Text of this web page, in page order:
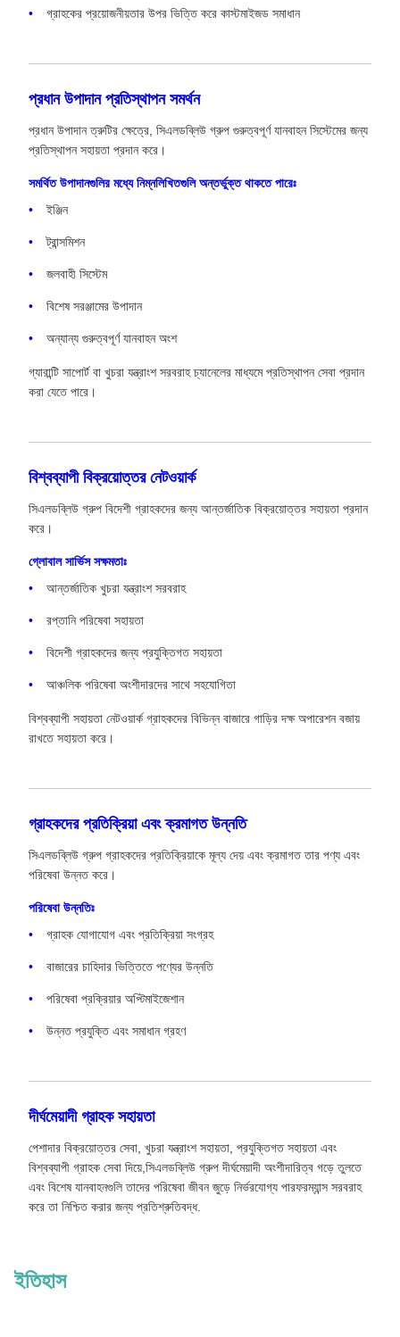
গ্রাহকের প্রয়োজনীয়তার উপর ভিত্তি করে কাস্টমাইজড সমাধান
প্রধান উপাদান প্রতিস্থাপন সমর্থন
প্রধান উপাদান ত্রুটির ক্ষেত্রে, সিএলডব্লিউ গ্রুপ গুরুত্বপূর্ণ যানবাহন সিস্টেমের জন্য
প্রতিস্থাপন সহায়তা প্রদান করে।
সমর্থিত উপাদানগুলির মধ্যে নিম্নলিখিতগুলি অন্তর্ভুক্ত থাকতে পারেঃ
ইঞ্জিন
ট্রান্সমিশন
জলবাহী সিস্টেম
বিশেষ সরঞ্জামের উপাদান
অন্যান্য গুরুত্বপূর্ণ যানবাহন অংশ
গ্যারান্টি সাপোর্ট বা খুচরা যন্ত্রাংশ সরবরাহ চ্যানেলের মাধ্যমে প্রতিস্থাপন সেবা প্রদান
করা যেতে পারে।
বিশ্বব্যাপী বিক্রয়োত্তর নেটওয়ার্ক
সিএলডব্লিউ গ্রুপ বিদেশী গ্রাহকদের জন্য আন্তর্জাতিক বিক্রয়োত্তর সহায়তা প্রদান
করে।
গ্লোবাল সার্ভিস সক্ষমতাঃ
আন্তর্জাতিক খুচরা যন্ত্রাংশ সরবরাহ
রপ্তানি পরিষেবা সহায়তা
বিদেশী গ্রাহকদের জন্য প্রযুক্তিগত সহায়তা
আঞ্চলিক পরিষেবা অংশীদারদের সাথে সহযোগিতা
বিশ্বব্যাপী সহায়তা নেটওয়ার্ক গ্রাহকদের বিভিন্ন বাজারে গাড়ির দক্ষ অপারেশন বজায়
রাখতে সহায়তা করে।
গ্রাহকদের প্রতিক্রিয়া এবং ক্রমাগত উন্নতি
সিএলডব্লিউ গ্রুপ গ্রাহকদের প্রতিক্রিয়াকে মূল্য দেয় এবং ক্রমাগত তার পণ্য এবং
পরিষেবা উন্নত করে।
পরিষেবা উন্নতিঃ
গ্রাহক যোগাযোগ এবং প্রতিক্রিয়া সংগ্রহ
বাজারের চাহিদার ভিত্তিতে পণ্যের উন্নতি
পরিষেবা প্রক্রিয়ার অপ্টিমাইজেশান
উন্নত প্রযুক্তি এবং সমাধান গ্রহণ
দীর্ঘমেয়াদী গ্রাহক সহায়তা
পেশাদার বিক্রয়োত্তর সেবা, খুচরা যন্ত্রাংশ সহায়তা, প্রযুক্তিগত সহায়তা এবং
বিশ্বব্যাপী গ্রাহক সেবা দিয়ে,সিএলডব্লিউ গ্রুপ দীর্ঘমেয়াদী অংশীদারিত্ব গড়ে তুলতে
এবং বিশেষ যানবাহনগুলি তাদের পরিষেবা জীবন জুড়ে নির্ভরযোগ্য পারফরম্যান্স সরবরাহ
করে তা নিশ্চিত করার জন্য প্রতিশ্রুতিবদ্ধ.
ইতিহাস